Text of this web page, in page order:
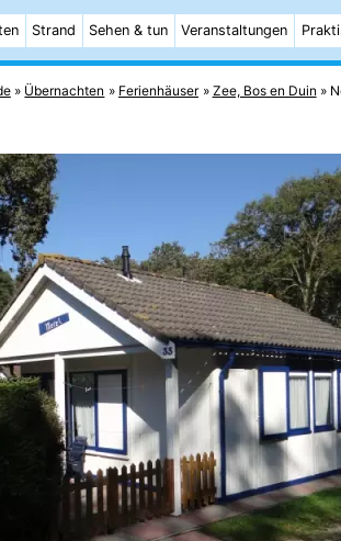
Strand Sehen & tun Veranstaltungen
Übernachten Ferienhäuser Zee, Bos en Duin